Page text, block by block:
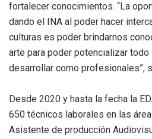
fortalecer conocimientos. “La
dando el INA al poder hacer
culturas es poder brindarnos
arte para poder potencializar
desarrollar como profesionales”,
Desde 2020 y hasta la fecha la
650 técnicos laborales en las
Asistente de producción